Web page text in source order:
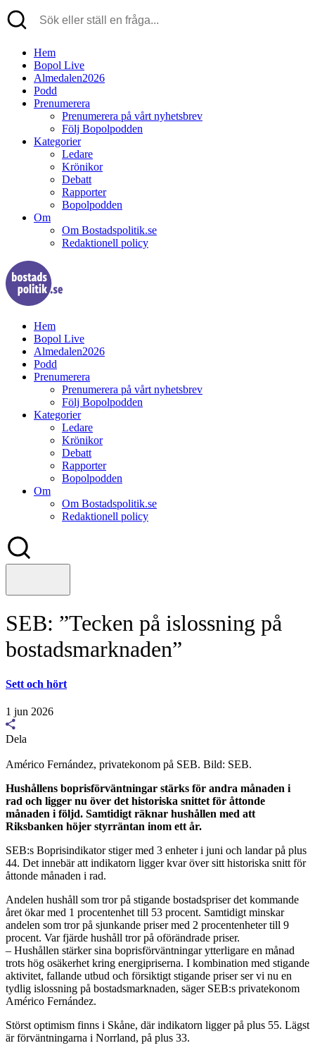
Hem
Bopol Live
Almedalen2026
Podd
Prenumerera
Prenumerera på vårt nyhetsbrev
Följ Bopolpodden
Kategorier
Ledare
Krönikor
Debatt
Rapporter
Bopolpodden
Om
Om Bostadspolitik.se
Redaktionell policy
Hem
Bopol Live
Almedalen2026
Podd
Prenumerera
Prenumerera på vårt nyhetsbrev
Följ Bopolpodden
Kategorier
Ledare
Krönikor
Debatt
Rapporter
Bopolpodden
Om
Om Bostadspolitik.se
Redaktionell policy
SEB: ”Tecken på islossning på
bostadsmarknaden”
Sett och hört
1 jun 2026
Dela
Américo Fernández, privatekonom på SEB. Bild: SEB.
Hushållens boprisförväntningar stärks för andra månaden i
rad och ligger nu över det historiska snittet för åttonde
månaden i följd. Samtidigt räknar hushållen med att
Riksbanken höjer styrräntan inom ett år.
SEB:s Boprisindikator stiger med 3 enheter i juni och landar på plus
44. Det innebär att indikatorn ligger kvar över sitt historiska snitt för
åttonde månaden i rad.
Andelen hushåll som tror på stigande bostadspriser det kommande
året ökar med 1 procentenhet till 53 procent. Samtidigt minskar
andelen som tror på sjunkande priser med 2 procentenheter till 9
procent. Var fjärde hushåll tror på oförändrade priser.
– Hushållen stärker sina boprisförväntningar ytterligare en månad
trots hög osäkerhet kring energipriserna. I kombination med stigande
aktivitet, fallande utbud och försiktigt stigande priser ser vi nu en
tydlig islossning på bostadsmarknaden, säger SEB:s privatekonom
Américo Fernández.
Störst optimism finns i Skåne, där indikatorn ligger på plus 55. Lägst
är förväntningarna i Norrland, på plus 33.